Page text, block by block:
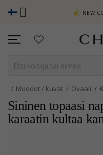
LISÄÄ -
NEW
Muodot / kuvat Ovaali
Sininen topaasi
karaatin kultaa